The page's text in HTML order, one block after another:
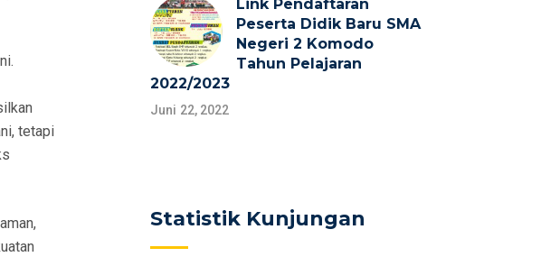
tetapi
Link Pendaftaran
Peserta Didik Baru SMA
Negeri 2 Komodo
Tahun Pelajaran
2022/2023
Juni 22, 2022
Statistik Kunjungan